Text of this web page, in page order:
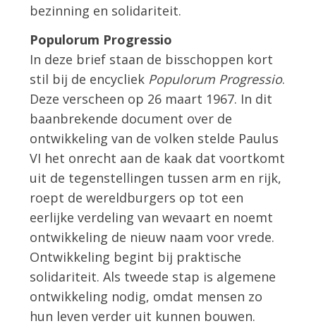
bezinning en solidariteit.
Populorum Progressio
In deze brief staan de bisschoppen kort
stil bij de encycliek Populorum Progressio.
Deze verscheen op 26 maart 1967. In dit
baanbrekende document over de
ontwikkeling van de volken stelde Paulus
VI het onrecht aan de kaak dat voortkomt
uit de tegenstellingen tussen arm en rijk,
roept de wereldburgers op tot een
eerlijke verdeling van wevaart en noemt
ontwikkeling de nieuw naam voor vrede.
Ontwikkeling begint bij praktische
solidariteit. Als tweede stap is algemene
ontwikkeling nodig, omdat mensen zo
hun leven verder uit kunnen bouwen.